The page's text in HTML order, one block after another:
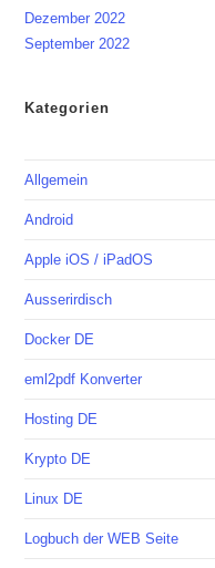
Dezember 2022
September 2022
Kategorien
Allgemein
Android
Apple iOS / iPadOS
Ausserirdisch
Docker DE
eml2pdf Konverter
Hosting DE
Krypto DE
Linux DE
Logbuch der WEB Seite